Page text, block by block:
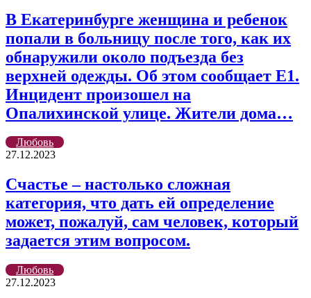
В Екатеринбурге женщина и ребенок
попали в больницу после того, как их
обнаружили около подъезда без
верхней одежды. Об этом сообщает Е1.
Инцидент произошел на
Опалихинской улице. Жители дома…
Любовь
27.12.2023
Счастье – настолько сложная
категория, что дать ей определение
может, пожалуй, сам человек, который
задается этим вопросом.
Любовь
27.12.2023